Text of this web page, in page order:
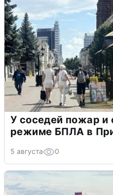
У соседей пожар и
режиме БПЛА в
5 августа 0